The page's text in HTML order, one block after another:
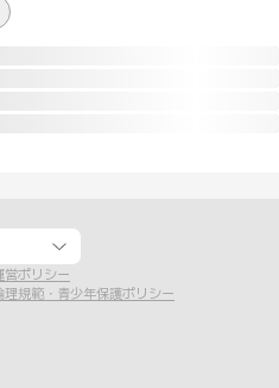
営ポリシー
理規範・青少年保護ポリシー